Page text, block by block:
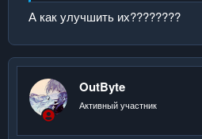
А как улучшить их????????
OutByte
Активный участник